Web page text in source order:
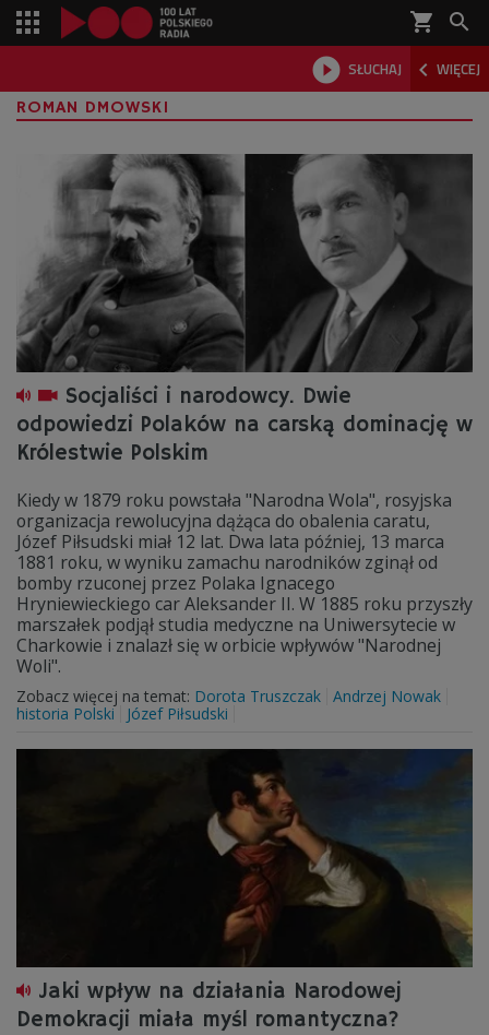
shopping_cart 
 SŁUCHAJ  WIĘCEJ

ROMAN DMOWSKI
Socjaliści i narodowcy. Dwie
odpowiedzi Polaków na carską dominację w
Królestwie Polskim
Kiedy w 1879 roku powstała "Narodna Wola", rosyjska
organizacja rewolucyjna dążąca do obalenia caratu,
Józef Piłsudski miał 12 lat. Dwa lata później, 13 marca
1881 roku, w wyniku zamachu narodników zginął od
bomby rzuconej przez Polaka Ignacego
Hryniewieckiego car Aleksander II. W 1885 roku przyszły
marszałek podjął studia medyczne na Uniwersytecie w
Charkowie i znalazł się w orbicie wpływów "Narodnej
Woli".
Zobacz więcej na temat: Dorota Truszczak Andrzej Nowak
historia Polski
Józef Piłsudski
Jaki wpływ na działania Narodowej
Demokracji miała myśl romantyczna?